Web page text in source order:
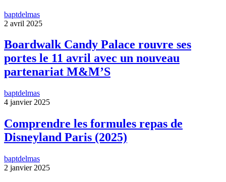
baptdelmas
2 avril 2025
Boardwalk Candy Palace rouvre ses
portes le 11 avril avec un nouveau
partenariat M&M’S
baptdelmas
4 janvier 2025
Comprendre les formules repas de
Disneyland Paris (2025)
baptdelmas
2 janvier 2025